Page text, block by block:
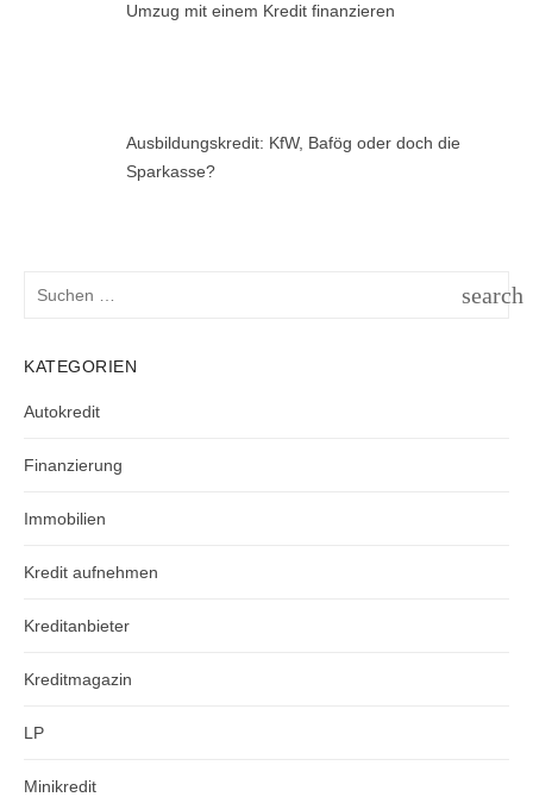
Umzug mit einem Kredit finanzieren
Ausbildungskredit: KfW, Bafög oder doch die
Sparkasse?
search
KATEGORIEN
Autokredit
Finanzierung
Immobilien
Kredit aufnehmen
Kreditanbieter
Kreditmagazin
LP
Minikredit